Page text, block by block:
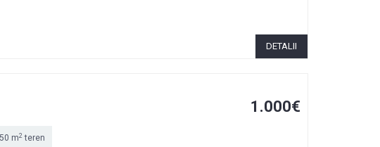
DETALII
1.000€
m2 teren